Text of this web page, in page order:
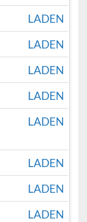
LADEN
LADEN
LADEN
LADEN
LADEN
LADEN
LADEN
LADEN